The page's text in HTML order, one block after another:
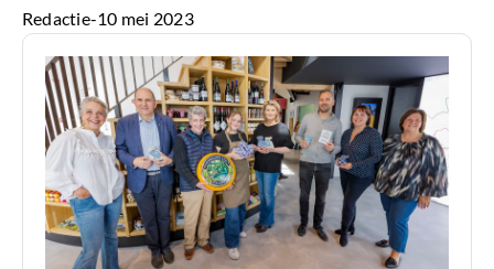
Redactie-10 mei 2023